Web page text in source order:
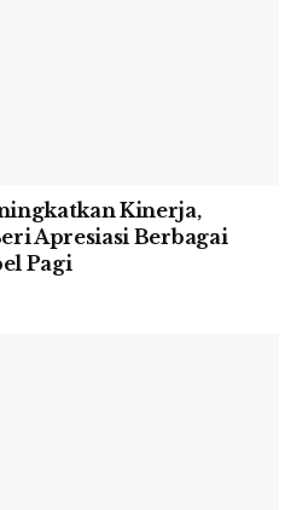
Kinerja,
Apresiasi Berbagai
Pagi